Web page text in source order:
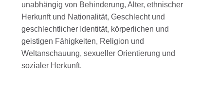
unabhängig von Behinderung, Alter, ethnischer
Herkunft und Nationalität, Geschlecht und
geschlechtlicher Identität, körperlichen und
geistigen Fähigkeiten, Religion und
Weltanschauung, sexueller Orientierung und
sozialer Herkunft.